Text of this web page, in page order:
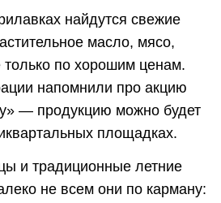
найдутся свежие
масло, мясо,
только по хорошим ценам.
напомнили про акцию
— продукцию можно будет
площадках.
и традиционные летние
не всем они по карману: